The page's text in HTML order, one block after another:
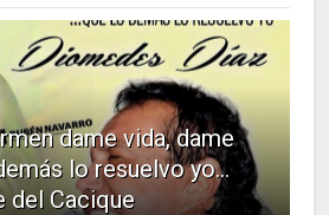
dame vida, dame
lo resuelvo yo…
del Cacique